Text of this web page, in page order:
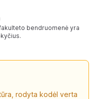
bendruomenė yra
rodyta kodėl verta